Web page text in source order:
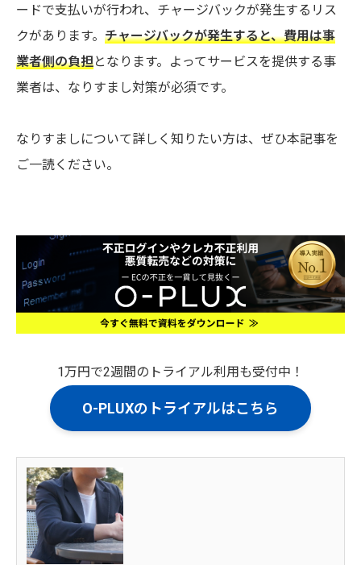
ードで支払いが行われ、チャージバックが発生するリス
クがあります。 チャージバックが発生すると、費用は事
業者側の負担となります。よってサービスを提供する事
業者は、なりすまし対策が必須です。
なりすましについて詳しく知りたい方は、ぜひ本記事を
ご一読ください。
1万円で2週間のトライアル利用も受付中！
O-PLUXのトライアルはこちら